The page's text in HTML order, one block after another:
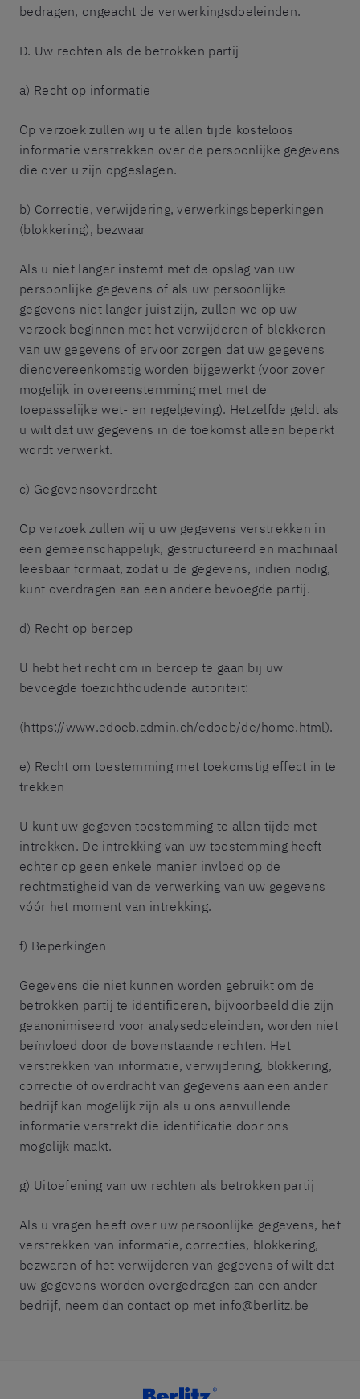
bedragen, ongeacht de verwerkingsdoeleinden.
D. Uw rechten als de betrokken partij
a) Recht op informatie
Op verzoek zullen wij u te allen tijde kosteloos
informatie verstrekken over de persoonlijke gegevens
die over u zijn opgeslagen.
b) Correctie, verwijdering, verwerkingsbeperkingen
(blokkering), bezwaar
Als u niet langer instemt met de opslag van uw
persoonlijke gegevens of als uw persoonlijke
gegevens niet langer juist zijn, zullen we op uw
verzoek beginnen met het verwijderen of blokkeren
van uw gegevens of ervoor zorgen dat uw gegevens
dienovereenkomstig worden bijgewerkt (voor zover
mogelijk in overeenstemming met met de
toepasselijke wet- en regelgeving). Hetzelfde geldt als
u wilt dat uw gegevens in de toekomst alleen beperkt
wordt verwerkt.
c) Gegevensoverdracht
Op verzoek zullen wij u uw gegevens verstrekken in
een gemeenschappelijk, gestructureerd en machinaal
leesbaar formaat, zodat u de gegevens, indien nodig,
kunt overdragen aan een andere bevoegde partij.
d) Recht op beroep
U hebt het recht om in beroep te gaan bij uw
bevoegde toezichthoudende autoriteit:
(https://www.edoeb.admin.ch/edoeb/de/home.html).
e) Recht om toestemming met toekomstig effect in te
trekken
U kunt uw gegeven toestemming te allen tijde met
intrekken. De intrekking van uw toestemming heeft
echter op geen enkele manier invloed op de
rechtmatigheid van de verwerking van uw gegevens
vóór het moment van intrekking.
f) Beperkingen
Gegevens die niet kunnen worden gebruikt om de
betrokken partij te identificeren, bijvoorbeeld die zijn
geanonimiseerd voor analysedoeleinden, worden niet
beïnvloed door de bovenstaande rechten. Het
verstrekken van informatie, verwijdering, blokkering,
correctie of overdracht van gegevens aan een ander
bedrijf kan mogelijk zijn als u ons aanvullende
informatie verstrekt die identificatie door ons
mogelijk maakt.
g) Uitoefening van uw rechten als betrokken partij
Als u vragen heeft over uw persoonlijke gegevens, het
verstrekken van informatie, correcties, blokkering,
bezwaren of het verwijderen van gegevens of wilt dat
uw gegevens worden overgedragen aan een ander
bedrijf, neem dan contact op met info@berlitz.be